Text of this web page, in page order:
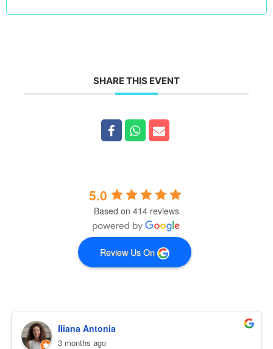
este de mare impactul actiunilor mele in Univers - precum
bataile aripilor unui fluture. Fiecare secunda a existentei
SHARE THIS EVENT
5.0
Based on 414 reviews
Review Us On
Iliana Antonia
3 months ago